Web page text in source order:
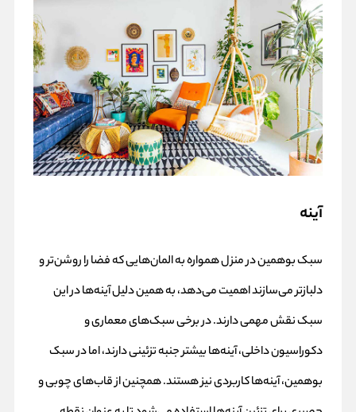
آینه
سبک بوهمین در منزل همواره به المان‌هایی که فضا را روشن‌تر و
دلبازتر می‌سازند اهمیت می‌دهد، به همین دلیل آینه‌ها در این
سبک نقش مهمی دارند. در برخی سبک‌های معماری و
دکوراسیون داخلی، آینه‌ها بیشتر جنبه تزئینی دارند، اما در سبک
بوهمین، آینه‌ها کاربردی نیز هستند. همچنین از قاب‌های چوبی و